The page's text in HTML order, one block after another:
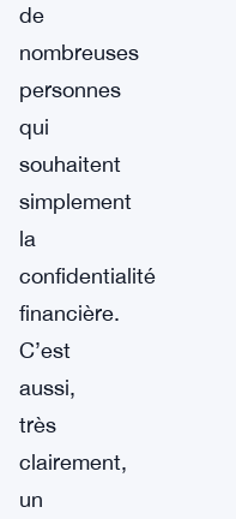
de
nombreuses
personnes
qui
souhaitent
simplement
la
confidentialité
financière.
C’est
aussi,
très
clairement,
un